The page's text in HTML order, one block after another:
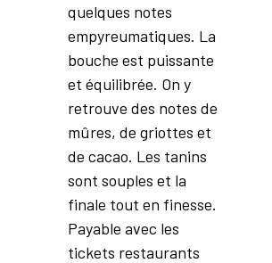
quelques notes
empyreumatiques. La
bouche est puissante
et équilibrée. On y
retrouve des notes de
mûres, de griottes et
de cacao. Les tanins
sont souples et la
finale tout en finesse.
Payable avec les
tickets restaurants